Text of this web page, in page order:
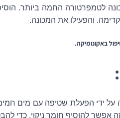
והפעילו את המכונה.
באקונומיקה.
:
אפשר להוסיף חומר ניקוי, כדי